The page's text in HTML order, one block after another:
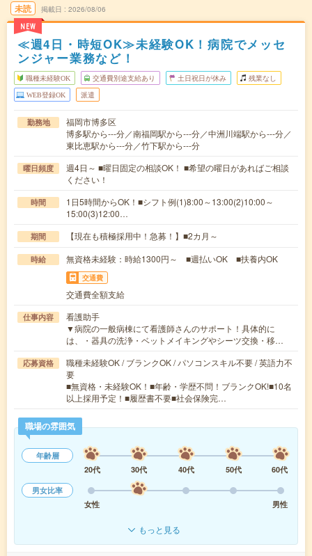
未読
NEW
掲載日 2026/08/06
≪週4日・時短OK≫未経験OK！病院でメッセ
ンジャー業務など！
職種未経験OK 交通費別途支給あり 土日祝日が休み 残業なし
WEB登録OK 派遣
勤務地
福岡市博多区
博多駅から---分／南福岡駅から---分／中洲川端駅から---分／
東比恵駅から---分／竹下駅から---分
曜日頻度
週4日～ ■曜日固定の相談OK！ ■希望の曜日があればご相談
ください！
時間
1日5時間からOK！■シフト例(1)8:00～13:00(2)10:00～
15:00(3)12:00…
期間 【現在も積極採用中！急募！】■2カ月～
時給 無資格未経験：時給1300円～ ■週払いOK ■扶養内OK
交通費
交通費全額支給
仕事内容
看護助手
▼病院の一般病棟にて看護師さんのサポート！具体的に
は、・器具の洗浄・ベットメイキングやシーツ交換・移…
応募資格
職種未経験OK / ブランクOK / パソコンスキル不要 / 英語力不
要
■無資格・未経験OK！■年齢・学歴不問！ブランクOK!■10名
以上採用予定！■履歴書不要■社会保険完…
職場の雰囲気
年齢層
20代
30代 40代 50代
60代
男女比率
女性
男性
もっと見る